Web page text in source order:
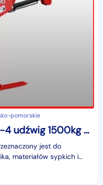
pomorskie
Ładowacz czołowy TUR-4 udźwig 1500kg euroramka C382, 380, Zetor 7341 itp.
jest do
materiałów sypkich i
w gospod